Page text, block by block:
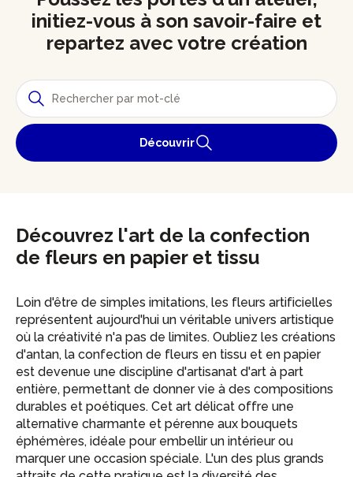
initiez-vous à son savoir-faire et
repartez avec votre création
Découvrir
Découvrez l'art de la confection
de fleurs en papier et tissu
Loin d'être de simples imitations, les fleurs artificielles
représentent aujourd'hui un véritable univers artistique
où la créativité n'a pas de limites. Oubliez les créations
d'antan, la confection de fleurs en tissu et en papier
est devenue une discipline d'artisanat d'art à part
entière, permettant de donner vie à des compositions
durables et poétiques. Cet art délicat offre une
alternative charmante et pérenne aux bouquets
éphémères, idéale pour embellir un intérieur ou
marquer une occasion spéciale. L'un des plus grands